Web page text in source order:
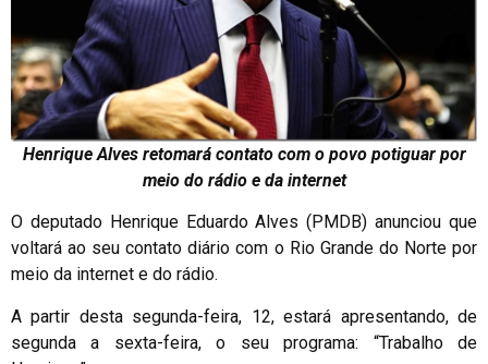
Henrique Alves retomará contato com o povo potiguar por
meio do rádio e da internet
O deputado Henrique Eduardo Alves (PMDB) anunciou que
voltará ao seu contato diário com o Rio Grande do Norte por
meio da internet e do rádio.
A partir desta segunda-feira, 12, estará apresentando, de
segunda a sexta-feira, o seu programa: “Trabalho de